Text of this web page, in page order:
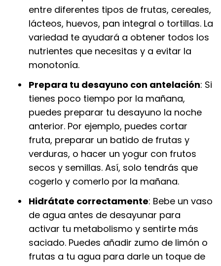
entre diferentes tipos de frutas, cereales,
lácteos, huevos, pan integral o tortillas. La
variedad te ayudará a obtener todos los
nutrientes que necesitas y a evitar la
monotonía.
Prepara tu desayuno con antelación: Si
tienes poco tiempo por la mañana,
puedes preparar tu desayuno la noche
anterior. Por ejemplo, puedes cortar
fruta, preparar un batido de frutas y
verduras, o hacer un yogur con frutos
secos y semillas. Así, solo tendrás que
cogerlo y comerlo por la mañana.
Hidrátate correctamente: Bebe un vaso
de agua antes de desayunar para
activar tu metabolismo y sentirte más
saciado. Puedes añadir zumo de limón o
frutas a tu agua para darle un toque de